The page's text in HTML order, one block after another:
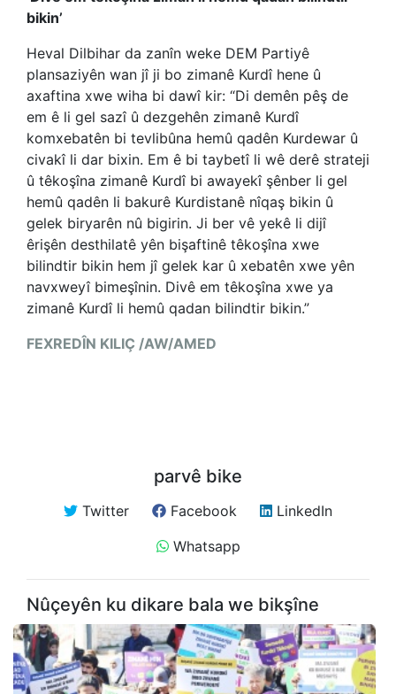
bikin’
Heval Dilbihar da zanîn weke DEM Partiyê
plansaziyên wan jî ji bo zimanê Kurdî hene û
axaftina xwe wiha bi dawî kir: “Di demên pêş de
em ê li gel sazî û dezgehên zimanê Kurdî
komxebatên bi tevlibûna hemû qadên Kurdewar û
civakî li dar bixin. Em ê bi taybetî li wê derê strateji
û têkoşîna zimanê Kurdî bi awayekî şênber li gel
hemû qadên li bakurê Kurdistanê nîqaş bikin û
gelek biryarên nû bigirin. Ji ber vê yekê li dijî
êrişên desthilatê yên bişaftinê têkoşîna xwe
bilindtir bikin hem jî gelek kar û xebatên xwe yên
navxweyî bimeşînin. Divê em têkoşîna xwe ya
zimanê Kurdî li hemû qadan bilindtir bikin.”
FEXREDÎN KILIÇ /AW/AMED
parvê bike
Twitter Facebook
LinkedIn
Whatsapp
Nûçeyên ku dikare bala we bikşîne